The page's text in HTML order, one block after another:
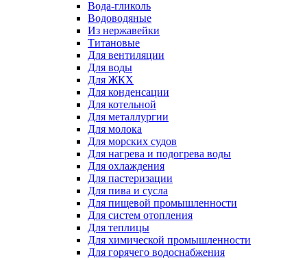
Вода-гликоль
Водоводяные
Из нержавейки
Титановые
Для вентиляции
Для воды
Для ЖКХ
Для конденсации
Для котельной
Для металлургии
Для молока
Для морских судов
Для нагрева и подогрева воды
Для охлаждения
Для пастеризации
Для пива и сусла
Для пищевой промышленности
Для систем отопления
Для теплицы
Для химической промышленности
Для горячего водоснабжения